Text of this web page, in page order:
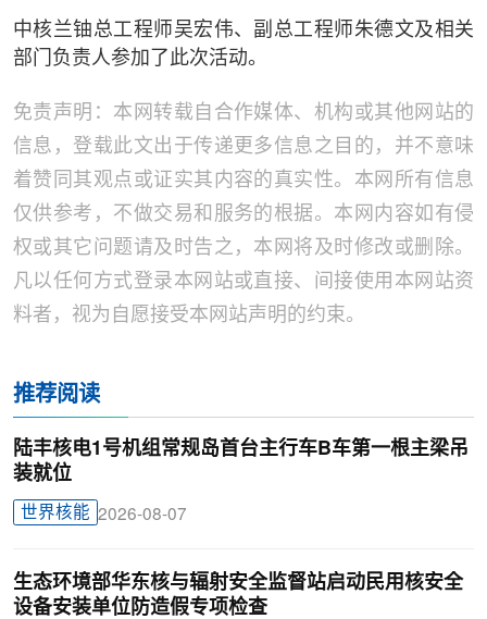
中核兰铀总工程师吴宏伟、副总工程师朱德文及相关
部门负责人参加了此次活动。
免责声明：本网转载自合作媒体、机构或其他网站的
信息，登载此文出于传递更多信息之目的，并不意味
着赞同其观点或证实其内容的真实性。本网所有信息
仅供参考，不做交易和服务的根据。本网内容如有侵
权或其它问题请及时告之，本网将及时修改或删除。
凡以任何方式登录本网站或直接、间接使用本网站资
料者，视为自愿接受本网站声明的约束。
推荐阅读
陆丰核电1号机组常规岛首台主行车B车第一根主梁吊
装就位
世界核能 2026-08-07
生态环境部华东核与辐射安全监督站启动民用核安全
设备安装单位防造假专项检查